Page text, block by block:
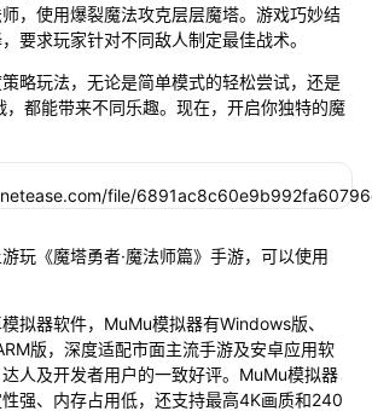
，使用爆裂魔法攻克层层魔塔。游戏巧妙结
要求玩家针对不同敌人制定最佳战术。
略玩法，无论是简单模式的轻松尝试，还是
都能带来不同乐趣。现在，开启你独特的魔
玩《魔塔勇者·魔法师篇》手游，可以使用
拟器软件，MuMu模拟器有Windows版、
版，深度适配市面主流手游及安卓应用软
人及开发者用户的一致好评。MuMu模拟器
强、内存占用低，还支持最高4K画质和240